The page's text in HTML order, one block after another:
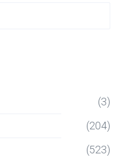
(3)
(204)
(523)